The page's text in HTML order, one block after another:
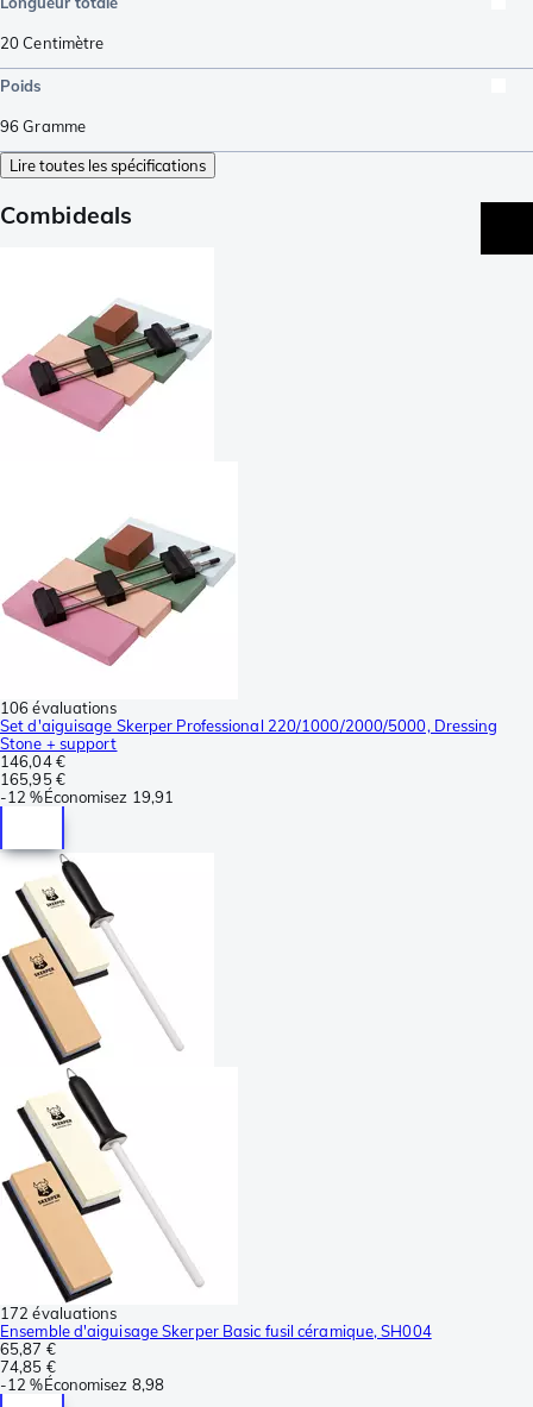
20Centimètre
Poids
96Gramme
Lire toutes les spécifications
Combideals
106 évaluations
Set d'aiguisage Skerper Professional 220/1000/2000/5000, Dressing
Stone + support
146,04 €
165,95 €
-12 %Économisez 19,91
172 évaluations
Ensemble d'aiguisage Skerper Basic fusil céramique, SH004
65,87 €
74,85 €
-12 %Économisez 8,98